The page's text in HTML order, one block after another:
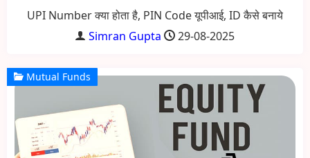
UPI Number क्या होता है, PIN Code यूपीआई, ID कैसे बनाये
Simran Gupta
29-08-2025
Mutual Funds